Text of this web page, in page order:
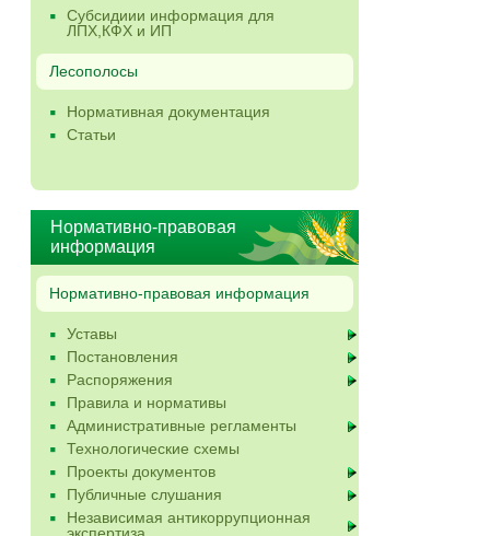
Субсидиии информация для
ЛПХ,КФХ и ИП
Лесополосы
Нормативная документация
Статьи
Нормативно-правовая
информация
Нормативно-правовая информация
Уставы
Постановления
Распоряжения
Правила и нормативы
Административные регламенты
Технологические схемы
Проекты документов
Публичные слушания
Независимая антикоррупционная